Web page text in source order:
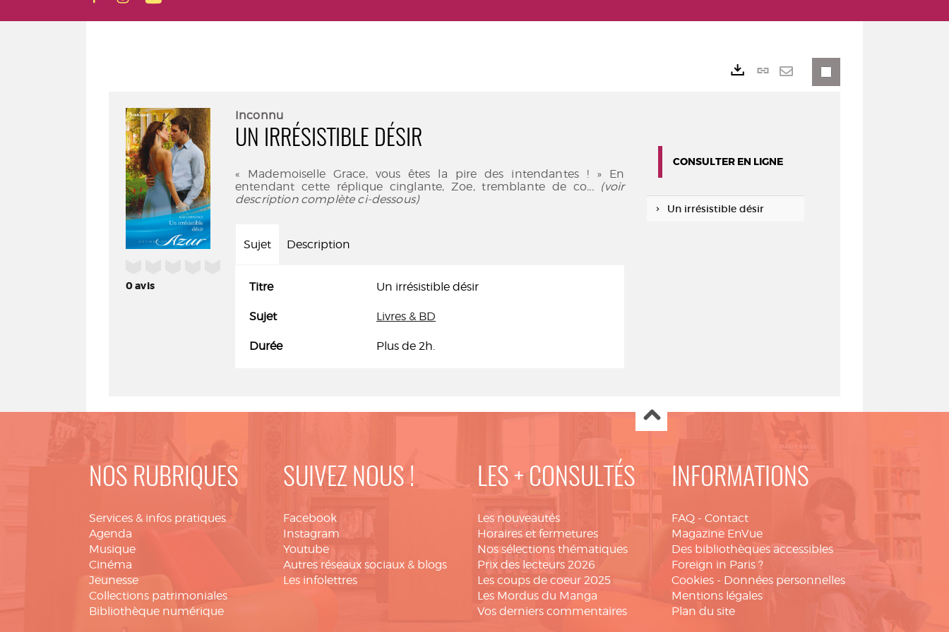
0avis
Inconnu
UN IRRÉSISTIBLE DÉSIR
« Mademoiselle Grace, vous êtes la pire des intendantes ! » En
entendant cette réplique cinglante, Zoe, tremblante de co... (voir
description complète ci-dessous)
Sujet Description
Titre Un irrésistible désir
Sujet Livres & BD
Durée Plus de 2h.
Lien
CONSULTER EN LIGNE
Un irrésistible désir
NOS RUBRIQUES
Services & infos pratiques
Agenda
Musique
Cinéma
Jeunesse
Collections patrimoniales
Bibliothèque numérique
SUIVEZ NOUS !
Facebook
Instagram
Youtube
Autres réseaux sociaux & blogs
Les infolettres
LES + CONSULTÉS
Les nouveautés
Horaires et fermetures
Nos sélections thématiques
Prix des lecteurs 2026
Les coups de coeur 2025
Les Mordus du Manga
Vos derniers commentaires
INFORMATIONS
FAQ - Contact
Magazine EnVue
Des bibliothèques accessibles
Foreign in Paris ?
Cookies - Données personnelles
Mentions légales
Plan du site